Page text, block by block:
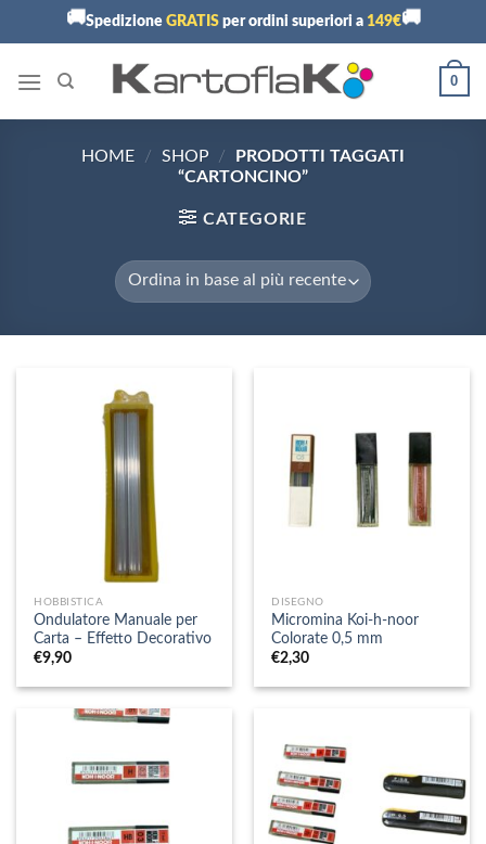
🚚Spedizione GRATISper ordini superiori a 149€🚚
0
HOME / SHOP /
PRODOTTI TAGGATI
“CARTONCINO”
CATEGORIE
HOBBISTICA
Ondulatore Manuale per
Carta – Effetto Decorativo
€9,90
DISEGNO
Micromina Koi-h-noor
Colorate 0,5 mm
€2,30